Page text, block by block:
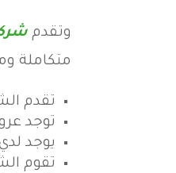
وتقدم
متكاملة
تقدم
توجد
يوجد
تقوم